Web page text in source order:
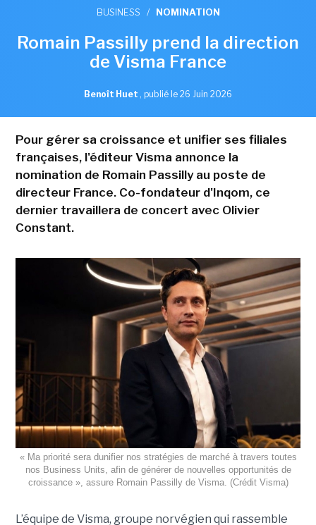
BUSINESS / NOMINATION
Romain Passilly prend la direction
de Visma France
Benoît Huet , publié le 26 Juin 2026
Pour gérer sa croissance et unifier ses filiales
françaises, l'éditeur Visma annonce la
nomination de Romain Passilly au poste de
directeur France. Co-fondateur d'Inqom, ce
dernier travaillera de concert avec Olivier
Constant.
« Ma priorité sera dunifier nos stratégies de marché à travers toutes
nos Business Units, afin de générer de nouvelles opportunités de
croissance », assure Romain Passilly de Visma. (Crédit Visma)
L’équipe de Visma, groupe norvégien qui rassemble